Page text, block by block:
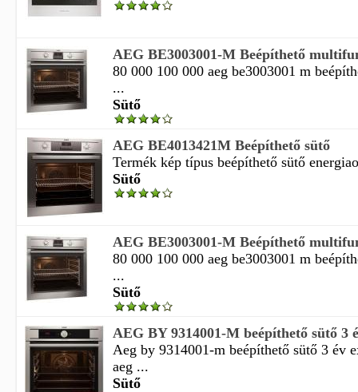
AEG BE3003001-M Beépíthető
80 000 100 000 aeg be3003001 m
...
Sütő
AEG BE4013421M Beépíthető sütő
Termék kép típus beépíthető sütő
Sütő
AEG BE3003001-M Beépíthető
80 000 100 000 aeg be3003001 m
...
Sütő
AEG BY 9314001-M beépíthető sütő 3
Aeg by 9314001-m beépíthető sütő 3 év
aeg ...
Sütő